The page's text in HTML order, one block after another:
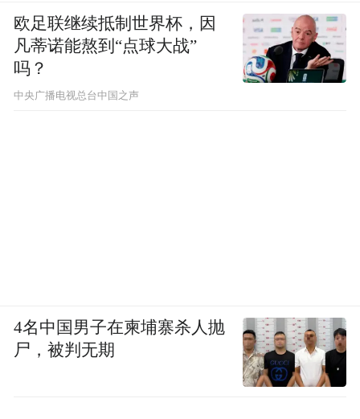
欧足联继续抵制世界杯，因
凡蒂诺能熬到“点球大战”
吗？
中央广播电视总台中国之声
4名中国男子在柬埔寨杀人抛
尸，被判无期